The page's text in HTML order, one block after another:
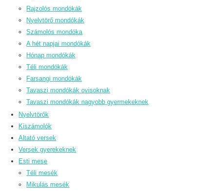
Rajzolós mondókák
Nyelvtörő mondókák
Számolós mondóka
A hét napjai mondókák
Hónap mondókák
Téli mondókák
Farsangi mondókák
Tavaszi mondókák ovisoknak
Tavaszi mondókák nagyobb gyermekeknek
Nyelvtörők
Kiszámolók
Altató versek
Versek gyerekeknek
Esti mese
Téli mesék
Mikulás mesék